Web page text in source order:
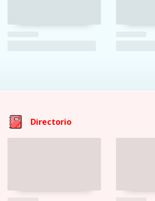
Directorio